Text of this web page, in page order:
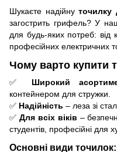
Шукаєте надійнуточилку
загострить грифель? У
для будь-яких потреб: від
професійних електричних
Чому варто купити
✅ Широкий
контейнером для стружки.
✅ Надійність – леза зі
✅Для всіх віків –
студентів, професійні для
Основні види точилок: